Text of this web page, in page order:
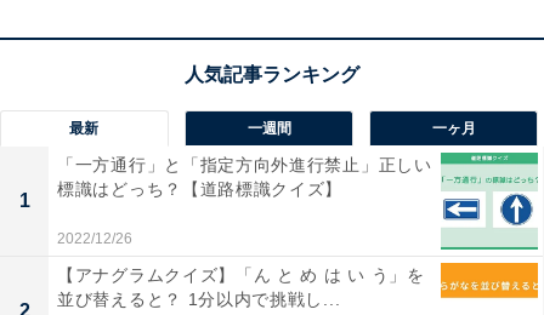
最新 一週間 一ヶ月
1
「一方通行」と「指定方向外進行禁止」正しい
標識はどっち？【道路標識クイズ】
2022/12/26
2
【アナグラムクイズ】「ん と め は い う」を
並び替えると？ 1分以内で挑戦し...